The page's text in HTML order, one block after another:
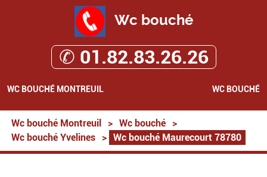
Wc bouché
✆ 01.82.83.26.26
WC BOUCHÉ MONTREUIL WC BOUCHÉ
Wc bouché Montreuil > Wc bouché
>
Wc bouché Yvelines
> Wc bouché Maurecourt 78780